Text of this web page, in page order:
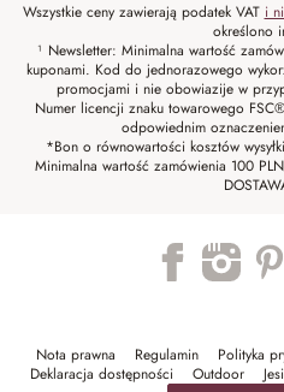
Wszystkie ceny zawierają podatek VAT i
określono
¹ Newsletter: Minimalna wartość
kuponami. Kod do jednorazowego
promocjami i nie obowiazije w
Numer licencji znaku towarowego
odpowiednim
*Bon o równowartości kosztów
Minimalna wartość zamówienia 100
Nota prawna Regulamin Polityka
Deklaracja dostępności
Outdoor